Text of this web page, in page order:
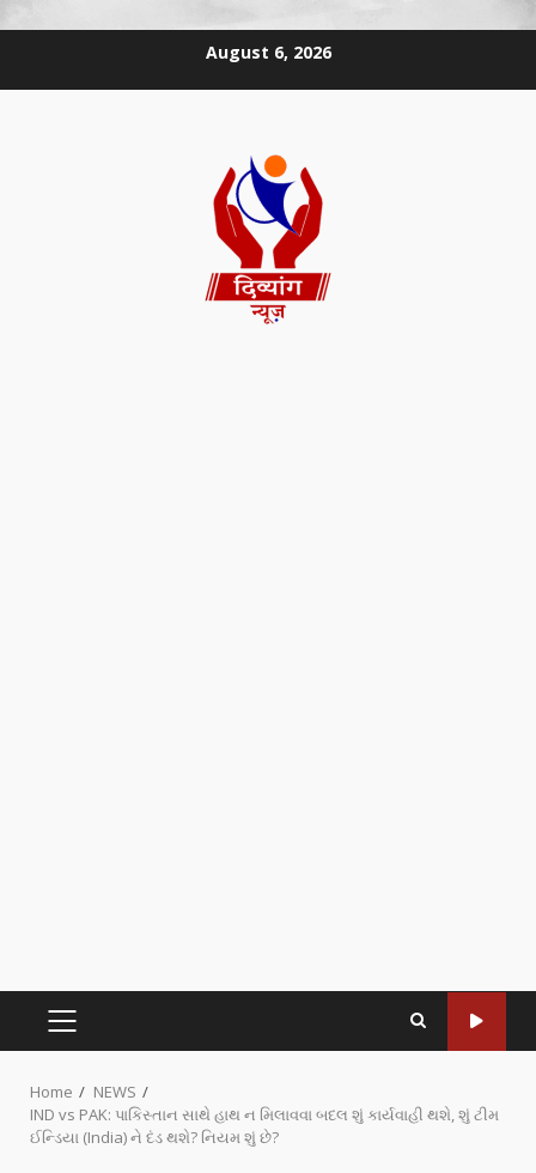
August 6, 2026
Home
NEWS
IND vs PAK: પાકિસ્તાન સાથે હાથ ન મિલાવવા બદલ શું કાર્યવાહી થશે, શું ટીમ
ઈન્ડિયા (India) ને દંડ થશે? નિયમ શું છે?